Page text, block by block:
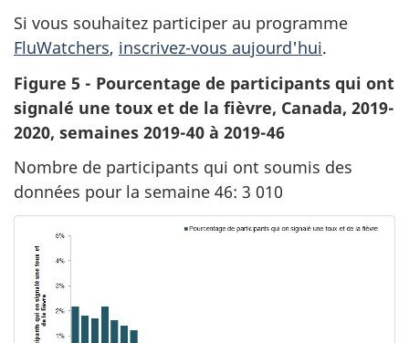
Si vous souhaitez participer au programme
FluWatchers, inscrivez-vous aujourd'hui.
Figure 5 - Pourcentage de participants qui ont
signalé une toux et de la fièvre, Canada, 2019-
2020, semaines 2019-40 à 2019-46
Nombre de participants qui ont soumis des
données pour la semaine 46: 3 010